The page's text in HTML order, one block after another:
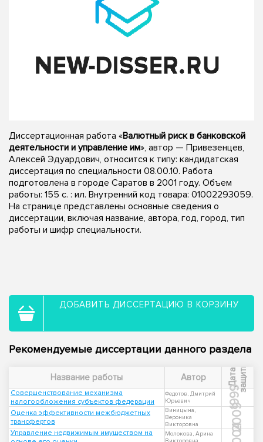
Диссертационная работа «Валютный риск в банковской
деятельности и управление им», автор — Привезенцев,
Алексей Эдуардович, относится к типу: кандидатская
диссертация по специальности 08.00.10. Работа
подготовлена в городе Саратов в 2001 году. Объем
работы: 155 с. : ил. Внутренний код товара: 01002293059.
На странице представлены основные сведения о
диссертации, включая название, автора, год, город, тип
работы и шифр специальности.
ДОБАВИТЬ ДИССЕРТАЦИЮ В КОРЗИНУ
Рекомендуемые диссертации данного раздела
Название работы Автор Д
а
т
а
з
а
щ
и
ты
Совершенствование механизма
налогообложения субъектов федерации
Федотов, Дмитрий
Юрьевич
1999
Оценка эффективности межбюджетных
трансфертов
Виницына,
Вероника
Викторовна
2009
Управление недвижимым имуществом на
Молокова, Арина